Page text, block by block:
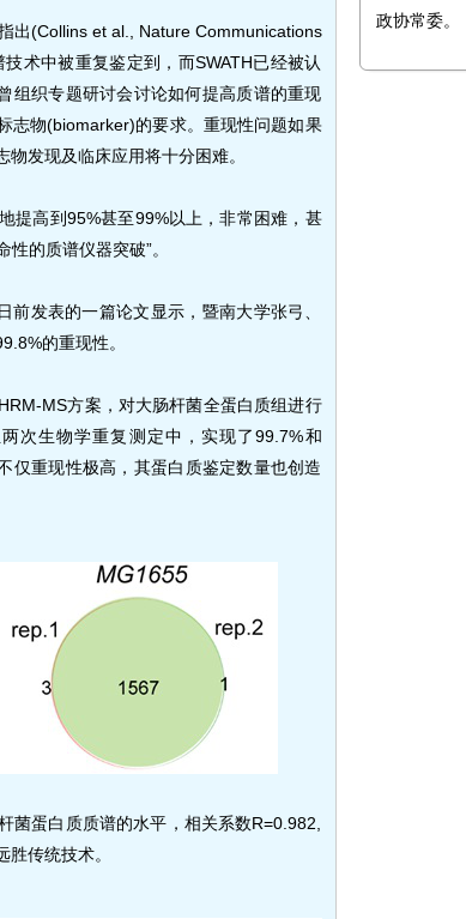
出(Collins et al., Nature Communications
术中被重复鉴定到，而SWATH已经被认
组织专题研讨会讨论如何提高质谱的重现
志物(biomarker)的要求。重现性问题如果
发现及临床应用将十分困难。
提高到95%甚至99%以上，非常困难，甚
的质谱仪器突破”。
前发表的一篇论文显示，暨南大学张弓、
的重现性。
MS方案，对大肠杆菌全蛋白质组进行
次生物学重复测定中，实现了99.7%和
仅重现性极高，其蛋白质鉴定数量也创造
菌蛋白质质谱的水平，相关系数R=0.982,
传统技术。
政协常委。